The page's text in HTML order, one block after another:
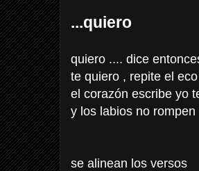
...quiero
quiero .... dice
te quiero , repite el eco
el corazón escribe yo
y los labios no
se alinean los versos